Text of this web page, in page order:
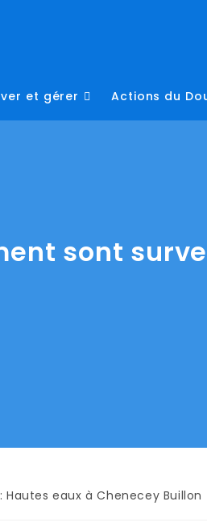
et gérer Actions du
sont
Hautes eaux à Chenecey Buillon